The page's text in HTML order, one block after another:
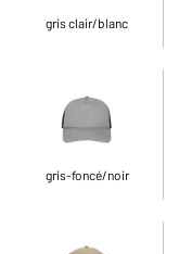
gris clair/blanc
gris-foncé/noir